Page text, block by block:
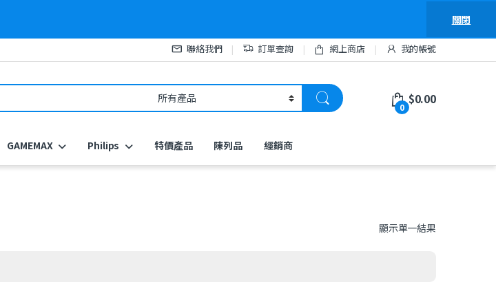
關閉
聯絡我們 訂單查詢 網上商店 我的帳號
0
$0.00
GAMEMAX Philips 特價產品 陳列品 經銷商
顯示單一結果